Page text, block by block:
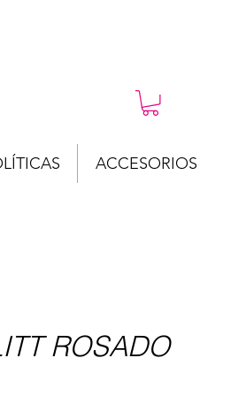
ACCESORIOS
ROSADO